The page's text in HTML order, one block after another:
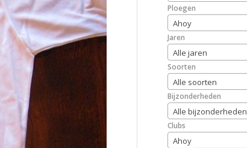
Ploegen
Ahoy
Jaren
Alle jaren
Soorten
Alle soorten
Bijzonderheden
Alle bijzonderheden
Clubs
Ahoy